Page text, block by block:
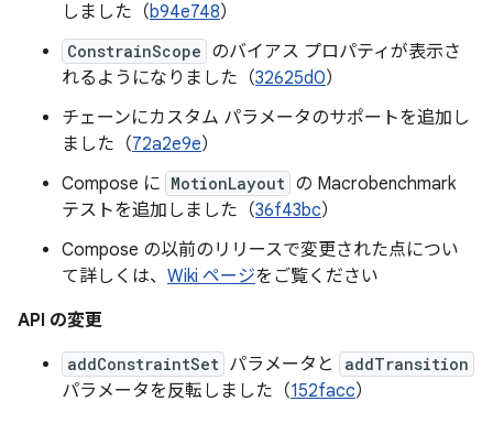
しました（b94e748）
ConstrainScope のバイアス プロパティが表示さ
れるようになりました（32625d0）
チェーンにカスタム パラメータのサポートを追加し
ました（72a2e9e）
Compose に MotionLayout の Macrobenchmark
テストを追加しました（36f43bc）
Compose の以前のリリースで変更された点につい
て詳しくは、 Wiki ページをご覧ください
API の変更
addConstraintSet パラメータと addTransition
パラメータを反転しました（152facc）